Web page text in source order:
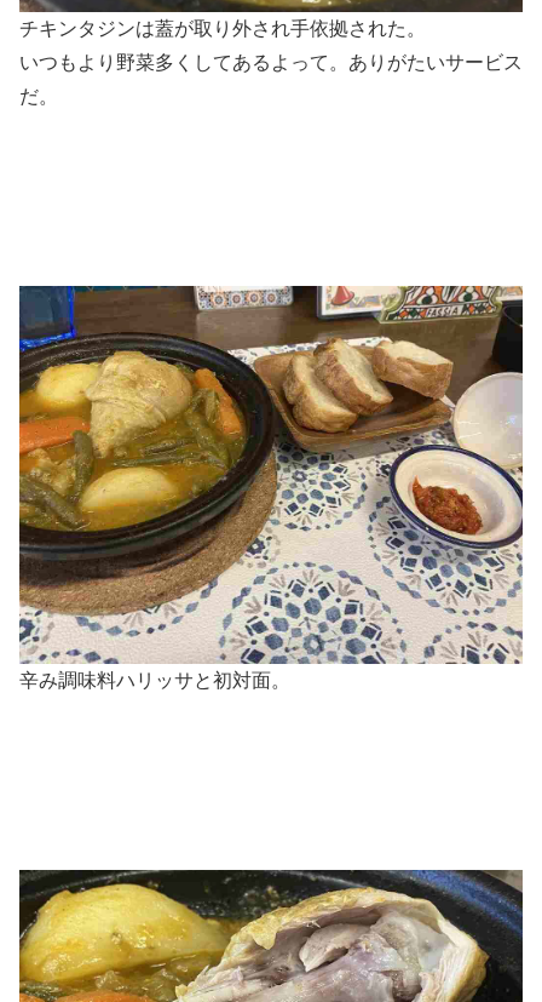
チキンタジンは蓋が取り外され手依拠された。
いつもより野菜多くしてあるよって。ありがたいサービス
だ。
辛み調味料ハリッサと初対面。